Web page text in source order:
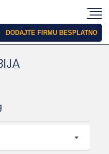
DODAJTE FIRMU BESPLATNO